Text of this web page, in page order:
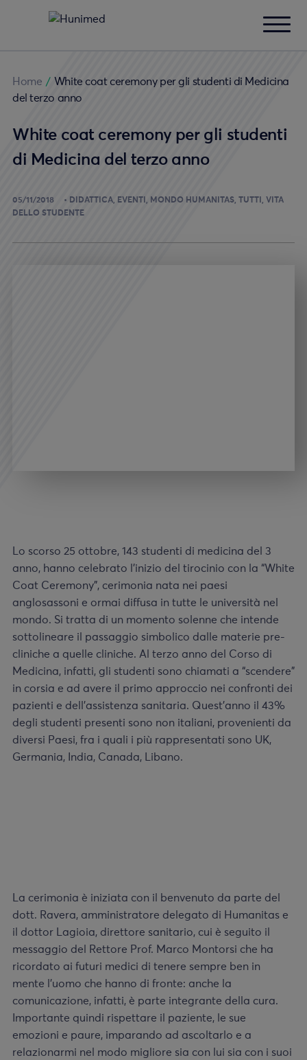
Home / White coat ceremony per gli studenti di Medicina
del terzo anno
White coat ceremony per gli studenti
di Medicina del terzo anno
05/11/2018 DIDATTICA EVENTI MONDO HUMANITAS TUTTI
VITA
DELLO STUDENTE
Lo scorso 25 ottobre, 143 studenti di medicina del 3
anno, hanno celebrato l’inizio del tirocinio con la “White
Coat Ceremony”, cerimonia nata nei paesi
anglosassoni e ormai diffusa in tutte le università nel
mondo. Si tratta di un momento solenne che intende
sottolineare il passaggio simbolico dalle materie pre-
cliniche a quelle cliniche. Al terzo anno del Corso di
Medicina, infatti, gli studenti sono chiamati a “scendere”
in corsia e ad avere il primo approccio nei confronti dei
pazienti e dell’assistenza sanitaria. Quest’anno il 43%
degli studenti presenti sono non italiani, provenienti da
diversi Paesi, fra i quali i più rappresentati sono UK,
Germania, India, Canada, Libano.
La cerimonia è iniziata con il benvenuto da parte del
dott. Ravera, amministratore delegato di Humanitas e
il dottor Lagioia, direttore sanitario, cui è seguito il
messaggio del Rettore Prof. Marco Montorsi che ha
ricordato ai futuri medici di tenere sempre ben in
mente l’uomo che hanno di fronte: anche la
comunicazione, infatti, è parte integrante della cura.
Importante quindi rispettare il paziente, le sue
emozioni e paure, imparando ad ascoltarlo e a
relazionarmi nel modo migliore sia con lui sia con i suoi